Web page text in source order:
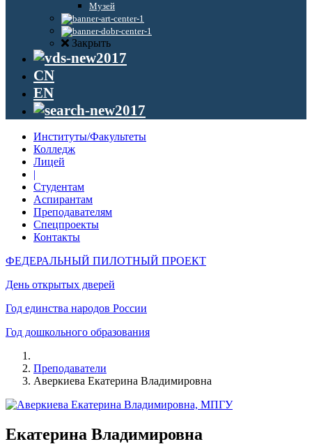
Музей
Закрыть
CN
EN
Институты/Факультеты
Колледж
Лицей
|
Студентам
Аспирантам
Преподавателям
Спецпроекты
Контакты
ФЕДЕРАЛЬНЫЙ ПИЛОТНЫЙ ПРОЕКТ
День открытых дверей
Год единства народов России
Год дошкольного образования
Преподаватели
Аверкиева Екатерина Владимировна
Екатерина Владимировна